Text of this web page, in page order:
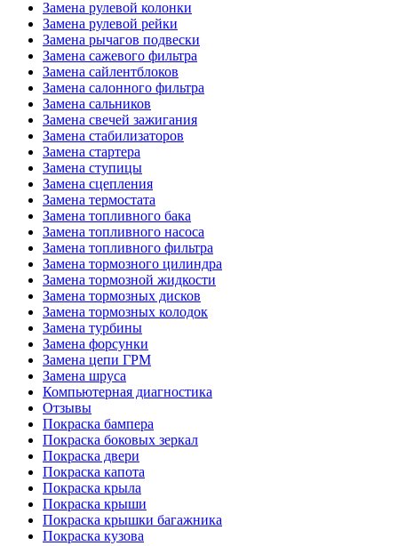
Замена рулевой колонки
Замена рулевой рейки
Замена рычагов подвески
Замена сажевого фильтра
Замена сайлентблоков
Замена салонного фильтра
Замена сальников
Замена свечей зажигания
Замена стабилизаторов
Замена стартера
Замена ступицы
Замена сцепления
Замена термостата
Замена топливного бака
Замена топливного насоса
Замена топливного фильтра
Замена тормозного цилиндра
Замена тормозной жидкости
Замена тормозных дисков
Замена тормозных колодок
Замена турбины
Замена форсунки
Замена цепи ГРМ
Замена шруса
Компьютерная диагностика
Отзывы
Покраска бампера
Покраска боковых зеркал
Покраска двери
Покраска капота
Покраска крыла
Покраска крыши
Покраска крышки багажника
Покраска кузова